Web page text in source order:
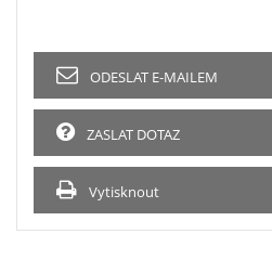
ODESLAT E-MAILEM
ZASLAT DOTAZ
Vytisknout